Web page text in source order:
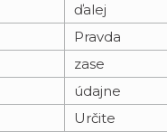
ďalej
Pravda
zase
údajne
Určite